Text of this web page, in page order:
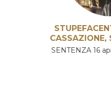
CASSAZIONE,
SENTENZA 16